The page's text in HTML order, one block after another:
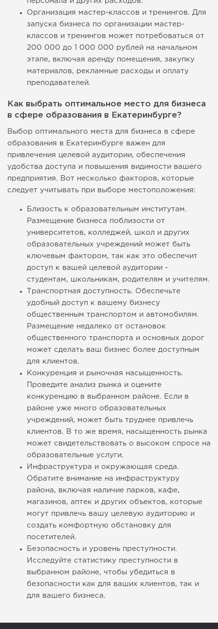
Организация мастер-классов и тренингов. Для
запуска бизнеса по организации мастер-
классов и тренингов может потребоваться от
200 000 до 1 000 000 рублей на начальном
этапе, включая аренду помещения, закупку
материалов, рекламные расходы и оплату
преподавателей.
Как выбрать оптимальное место для бизнеса
в сфере образования в Екатеринбурге?
Выбор оптимального места для бизнеса в сфере
образования в Екатеринбурге важен для
привлечения целевой аудитории, обеспечения
удобства доступа и повышения видимости вашего
предприятия. Вот несколько факторов, которые
следует учитывать при выборе местоположения:
Близость к образовательным институтам.
Размещение бизнеса поблизости от
университетов, колледжей, школ и других
образовательных учреждений может быть
ключевым фактором, так как это обеспечит
доступ к вашей целевой аудитории -
студентам, школьникам, родителям и учителям.
Транспортная доступность. Обеспечьте
удобный доступ к вашему бизнесу
общественным транспортом и автомобилям.
Размещение недалеко от остановок
общественного транспорта и основных дорог
может сделать ваш бизнес более доступным
для клиентов.
Конкуренция и рыночная насыщенность.
Проведите анализ рынка и оцените
конкуренцию в выбранном районе. Если в
районе уже много образовательных
учреждений, может быть труднее привлечь
клиентов. В то же время, насыщенность рынка
может свидетельствовать о высоком спросе на
образовательные услуги.
Инфраструктура и окружающая среда.
Обратите внимание на инфраструктуру
района, включая наличие парков, кафе,
магазинов, аптек и других объектов, которые
могут привлечь вашу целевую аудиторию и
создать комфортную обстановку для
посетителей.
Безопасность и уровень преступности.
Исследуйте статистику преступности в
выбранном районе, чтобы убедиться в
безопасности как для ваших клиентов, так и
для вашего бизнеса.